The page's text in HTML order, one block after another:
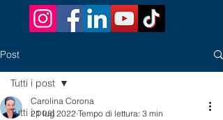
Post
Tutti i post
Tutti i post
Carolina Corona
21 lug 2022 Tempo di lettura: 3 min